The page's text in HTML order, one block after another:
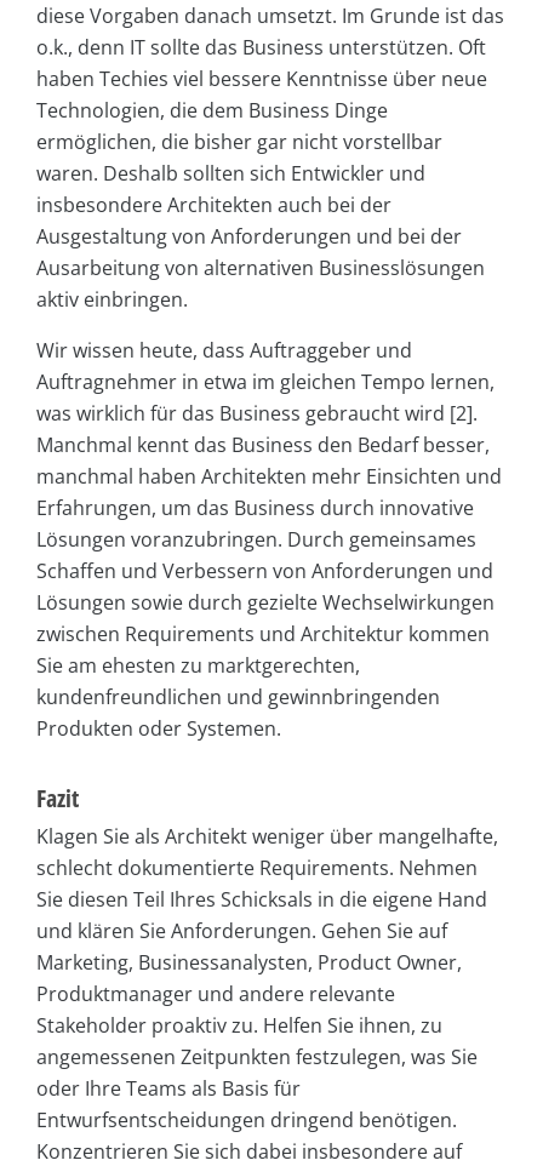
diese Vorgaben danach umsetzt. Im Grunde ist das
o.k., denn IT sollte das Business unterstützen. Oft
haben Techies viel bessere Kenntnisse über neue
Technologien, die dem Business Dinge
ermöglichen, die bisher gar nicht vorstellbar
waren. Deshalb sollten sich Entwickler und
insbesondere Architekten auch bei der
Ausgestaltung von Anforderungen und bei der
Ausarbeitung von alternativen Businesslösungen
aktiv einbringen.
Wir wissen heute, dass Auftraggeber und
Auftragnehmer in etwa im gleichen Tempo lernen,
was wirklich für das Business gebraucht wird [2].
Manchmal kennt das Business den Bedarf besser,
manchmal haben Architekten mehr Einsichten und
Erfahrungen, um das Business durch innovative
Lösungen voranzubringen. Durch gemeinsames
Schaffen und Verbessern von Anforderungen und
Lösungen sowie durch gezielte Wechselwirkungen
zwischen Requirements und Architektur kommen
Sie am ehesten zu marktgerechten,
kundenfreundlichen und gewinnbringenden
Produkten oder Systemen.
Fazit
Klagen Sie als Architekt weniger über mangelhafte,
schlecht dokumentierte Requirements. Nehmen
Sie diesen Teil Ihres Schicksals in die eigene Hand
und klären Sie Anforderungen. Gehen Sie auf
Marketing, Businessanalysten, Product Owner,
Produktmanager und andere relevante
Stakeholder proaktiv zu. Helfen Sie ihnen, zu
angemessenen Zeitpunkten festzulegen, was Sie
oder Ihre Teams als Basis für
Entwurfsentscheidungen dringend benötigen.
Konzentrieren Sie sich dabei insbesondere auf